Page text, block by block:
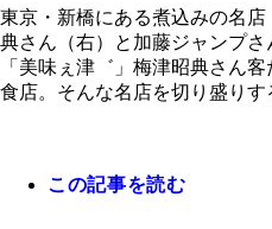
東京・新橋にある煮込みの名
典さん（右）と加藤ジャンプ
「美味ぇ津゛」梅津昭典さん
食店。そんな名店を切り盛りす
この記事を読む